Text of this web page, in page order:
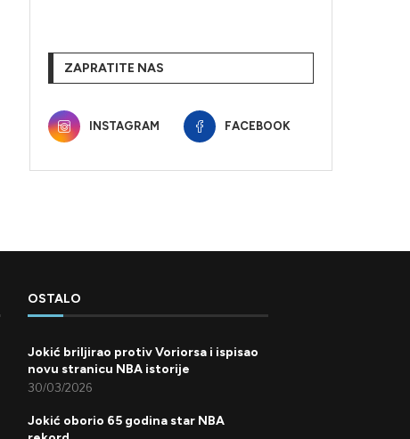
ZAPRATITE NAS
INSTAGRAM FACEBOOK
OSTALO
Jokić briljirao protiv Voriorsa i ispisao
novu stranicu NBA istorije
30/03/2026
Jokić oborio 65 godina star NBA